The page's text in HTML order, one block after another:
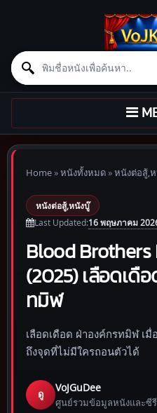
Search for:
Skip to content
Home»หนังทั้งหมด»หนังต่อสู้,
หนังต่อสู้,หนังบู๊
Last Updated:16 พฤษภาคม
Blood Brothers
(2025) เลือดเดื
ทมิฬ
เลือดเดือด ฝ่าองค์กรทมิฬ เมื่
ถึงจุดที่ไม่มีใครถอนตัวได้
ดู
VoJGuDee
ศูนย์รวมข้อมูลหนังและซี